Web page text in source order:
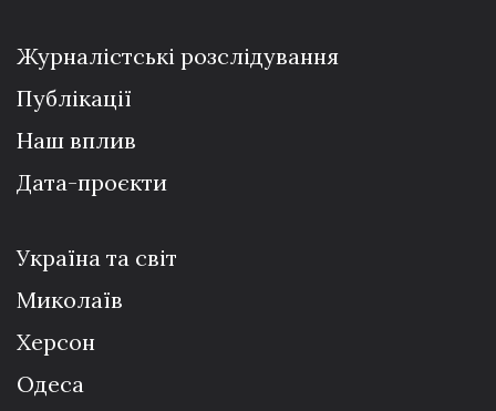
Журналістські розслідування
Публікації
Наш вплив
Дата-проєкти
Україна та світ
Миколаїв
Херсон
Одеса